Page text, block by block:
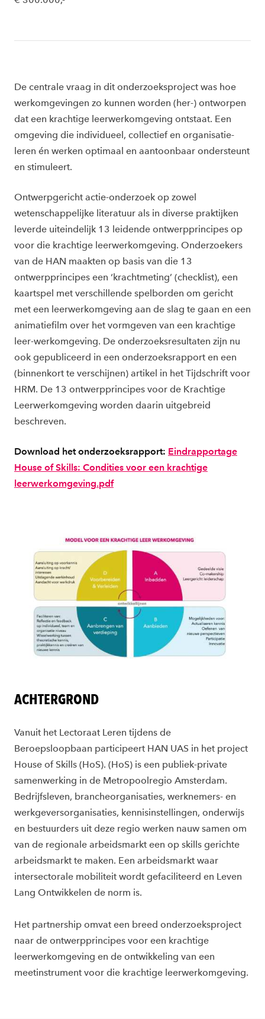
De centrale vraag in dit onderzoeksproject was hoe
werkomgevingen zo kunnen worden (her-) ontworpen
dat een krachtige leerwerkomgeving ontstaat. Een
omgeving die individueel, collectief en organisatie-
leren én werken optimaal en aantoonbaar ondersteunt
en stimuleert.
Ontwerpgericht actie-onderzoek op zowel
wetenschappelijke literatuur als in diverse praktijken
leverde uiteindelijk 13 leidende ontwerpprincipes op
voor die krachtige leerwerkomgeving. Onderzoekers
van de HAN maakten op basis van die 13
ontwerpprincipes een ‘krachtmeting’ (checklist), een
kaartspel met verschillende spelborden om gericht
met een leerwerkomgeving aan de slag te gaan en een
animatiefilm over het vormgeven van een krachtige
leer-werkomgeving. De onderzoeksresultaten zijn nu
ook gepubliceerd in een onderzoeksrapport en een
(binnenkort te verschijnen) artikel in het Tijdschrift voor
HRM. De 13 ontwerpprincipes voor de Krachtige
Leerwerkomgeving worden daarin uitgebreid
beschreven.
Download het onderzoeksrapport: Eindrapportage
House of Skills: Condities voor een krachtige
leerwerkomgeving.pdf
ACHTERGROND
Vanuit het Lectoraat Leren tijdens de
Beroepsloopbaan participeert HAN UAS in het project
House of Skills (HoS). (HoS) is een publiek-private
samenwerking in de Metropoolregio Amsterdam.
Bedrijfsleven, brancheorganisaties, werknemers- en
werkgeversorganisaties, kennisinstellingen, onderwijs
en bestuurders uit deze regio werken nauw samen om
van de regionale arbeidsmarkt een op skills gerichte
arbeidsmarkt te maken. Een arbeidsmarkt waar
intersectorale mobiliteit wordt gefaciliteerd en Leven
Lang Ontwikkelen de norm is.
Het partnership omvat een breed onderzoeksproject
naar de ontwerpprincipes voor een krachtige
leerwerkomgeving en de ontwikkeling van een
meetinstrument voor die krachtige leerwerkomgeving.